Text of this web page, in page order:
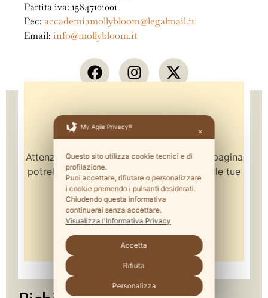
Partita iva: 15847101001
Pec: accademiamollybloom@legalmail.it
Email: info@mollybloom.it
Attenzione: alcune funzionalità di questa pagina
potrebbero essere bloccate a seguito delle tue
scelte privacy.
My Agile Privacy®
✕
Questo sito utilizza cookie tecnici e di
profilazione.
Puoi accettare, rifiutare o personalizzare
i cookie premendo i pulsanti desiderati.
Chiudendo questa informativa
continuerai senza accettare.
Visualizza l'Informativa Privacy
Accetta
Rifiuta
Personalizza